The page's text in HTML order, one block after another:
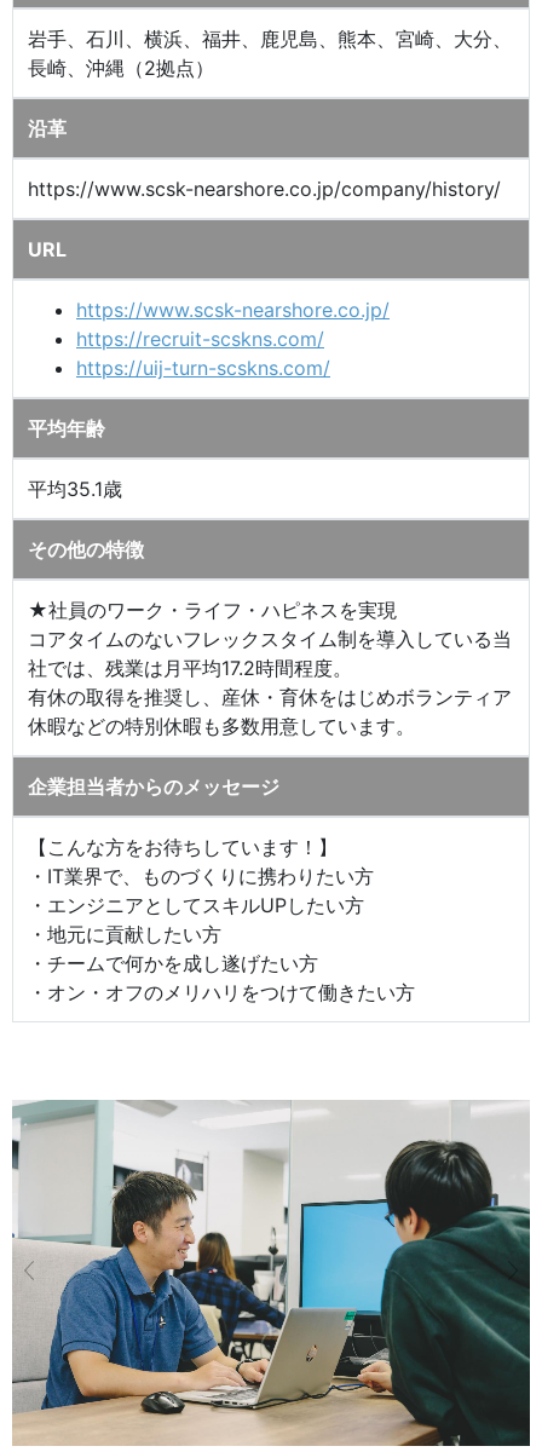
岩手、石川、横浜、福井、鹿児島、熊本、宮崎、大分、
長崎、沖縄（2拠点）
沿革
https://www.scsk-nearshore.co.jp/company/history/
URL
https://www.scsk-nearshore.co.jp/
https://recruit-scskns.com/
https://uij-turn-scskns.com/
平均年齢
平均35.1歳
その他の特徴
★社員のワーク・ライフ・ハピネスを実現
コアタイムのないフレックスタイム制を導入している当
社では、残業は月平均17.2時間程度。
有休の取得を推奨し、産休・育休をはじめボランティア
休暇などの特別休暇も多数用意しています。
企業担当者からのメッセージ
【こんな方をお待ちしています！】
・IT業界で、ものづくりに携わりたい方
・エンジニアとしてスキルUPしたい方
・地元に貢献したい方
・チームで何かを成し遂げたい方
・オン・オフのメリハリをつけて働きたい方